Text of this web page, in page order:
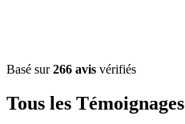
Basé sur266 avis vérifiés
Tous les Témoignages